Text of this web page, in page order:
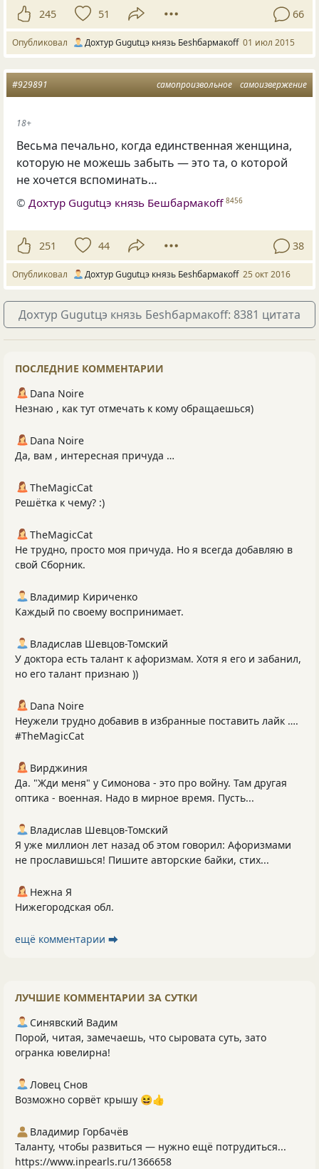
245 51 66
Опубликовал Дохтур Gugutцэ князь Беshбармакоff 01 июл 2015
самопроизвольное самоизвержение
#929891
18+
Весьма печально, когда единственная женщина,
которую не можешь забыть — это та, о которой
не хочется вспоминать…
©Дохтур Gugutцэ князь Бешбармакоff 8456
251 44 38
Опубликовал Дохтур Gugutцэ князь Беshбармакоff 25 окт 2016
Дохтур Gugutцэ князь Беshбармакоff: 8381 цитата
ПОСЛЕДНИЕ КОММЕНТАРИИ
Dana Noire
Незнаю , как тут отмечать к кому обращаешься)
Dana Noire
Да, вам , интересная причуда …
TheMagicCat
Решётка к чему? :)
TheMagicCat
Не трудно, просто моя причуда. Но я всегда добавляю в
свой Сборник.
Владимир Кириченко
Каждый по своему воспринимает.
Владислав Шевцов-Томский
У доктора есть талант к афоризмам. Хотя я его и забанил,
но его талант признаю ))
Dana Noire
Неужели трудно добавив в избранные поставить лайк ….
#TheMagicCat
Вирджиния
Да. "Жди меня" у Симонова - это про войну. Там другая
оптика - военная. Надо в мирное время. Пусть...
Владислав Шевцов-Томский
Я уже миллион лет назад об этом говорил: Афоризмами
не прославишься! Пишите авторские байки, стих...
Нежна Я
Нижегородская обл.
ещё комментарии ⮕
ЛУЧШИЕ КОММЕНТАРИИ ЗА СУТКИ
Синявский Вадим
Порой, читая, замечаешь, что сыровата суть, зато
огранка ювелирна!
Ловец Снов
Возможно сорвёт крышу 😆👍
Владимир Горбачёв
Таланту, чтобы развиться — нужно ещё потрудиться...
https://www.inpearls.ru/1366658